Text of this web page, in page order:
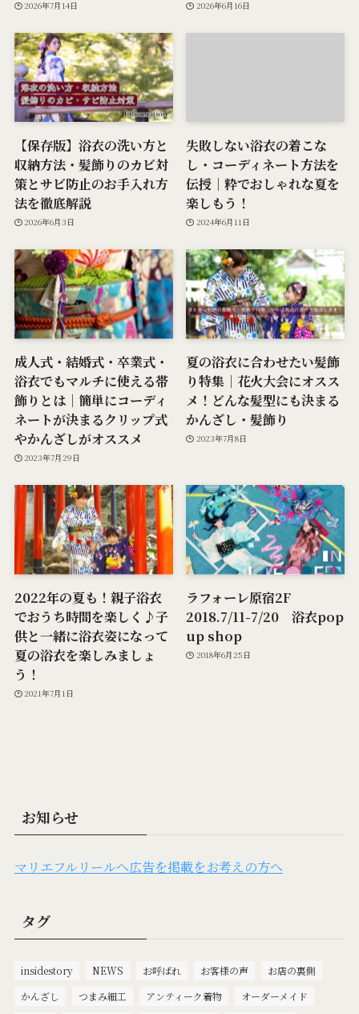
2026年7月14日 2026年6月16日
【保存版】浴衣の洗い方と
収納方法・髪飾りのカビ対
策とサビ防止のお手入れ方
法を徹底解説
2026年6月3日
失敗しない浴衣の着こな
し・コーディネート方法を
伝授｜粋でおしゃれな夏を
楽しもう！
2024年6月11日
成人式・結婚式・卒業式・
浴衣でもマルチに使える帯
飾りとは｜簡単にコーディ
ネートが決まるクリップ式
やかんざしがオススメ
2023年7月29日
夏の浴衣に合わせたい髪飾
り特集｜花火大会にオスス
メ！どんな髪型にも決まる
かんざし・髪飾り
2023年7月8日
2022年の夏も！親子浴衣
でおうち時間を楽しく♪子
供と一緒に浴衣姿になって
夏の浴衣を楽しみましょ
う！
2021年7月1日
ラフォーレ原宿2F
2018.7/11-7/20 浴衣pop
up shop
2018年6月25日
お知らせ
マリエフルリールへ広告を掲載をお考えの方へ
タグ
insidestory NEWS お呼ばれ お客様の声
お店の裏側
かんざし
つまみ細工 アンティーク着物 オーダーメイド